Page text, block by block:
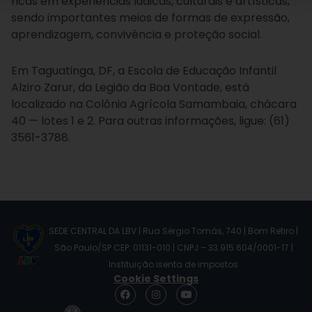
sendo importantes meios de formas de expressão,
aprendizagem, convivência e proteção social.
Em Taguatinga, DF, a Escola de Educação Infantil
Alziro Zarur, da Legião da Boa Vontade, está
localizado na Colônia Agrícola Samambaia, chácara
40 — lotes 1 e 2. Para outras informações, ligue: (61)
3561-3788.
SEDE CENTRAL DA LBV | Rua Sérgio Tomás, 740 | Bom Retiro |
São Paulo/SP CEP: 01131-010 | CNPJ – 33.915.604/0001-17 |
Instituição isenta de impostos
Cookie Settings
F
a
I
n
Y
o